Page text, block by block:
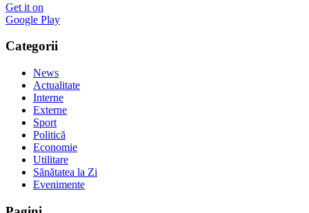
Get it on
Google Play
Categorii
News
Actualitate
Interne
Externe
Sport
Politică
Economie
Utilitare
Sănătatea la Zi
Evenimente